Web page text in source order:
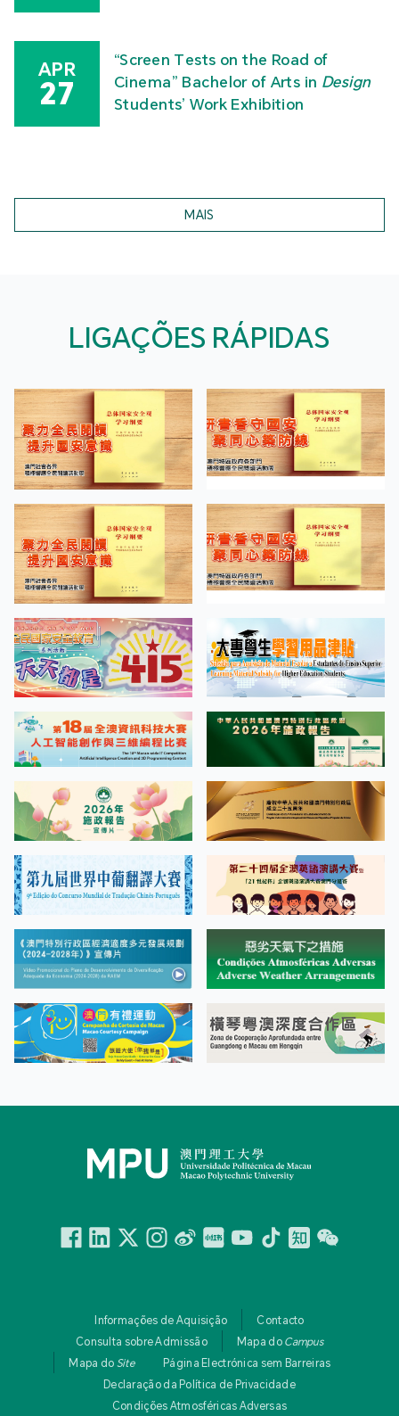
APR
27
“Screen Tests on the Road of
Cinema” Bachelor of Arts in Design
Students’ Work Exhibition
MAIS
LIGAÇÕES RÁPIDAS
Facebook
LinkedinTwitterInstagram
微博 小紅書YouTube
TiktokZhihuWechat
Informações de Aquisição
Contacto
Consulta sobre Admissão
Mapa do Campus
Mapa do Site
Página Electrónica sem Barreiras
Declaração da Política de Privacidade
Condições Atmosféricas Adversas